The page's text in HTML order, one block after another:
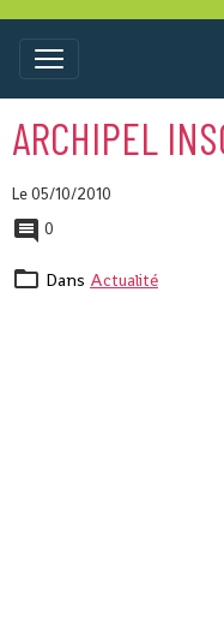
ARCHIPEL
Le 05/10/2010
0
Dans Actualité